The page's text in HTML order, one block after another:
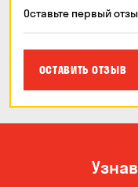
Оставьте первый
ОСТАВИТЬ ОТЗЫВ